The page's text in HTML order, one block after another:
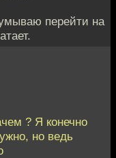
перейти на
? Я конечно
но ведь